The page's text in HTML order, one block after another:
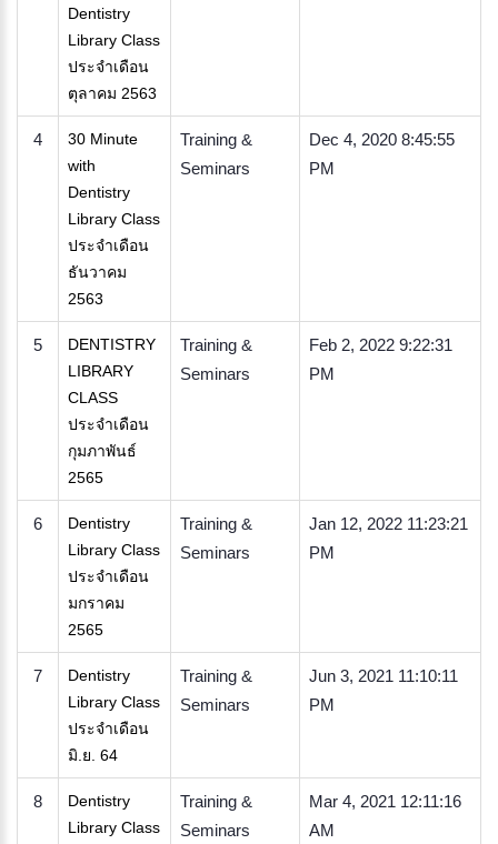
Dentistry
Library Class
ประจำเดือน
ตุลาคม 2563
4
30 Minute
with
Dentistry
Library Class
ประจำเดือน
ธันวาคม
2563
Training &
Seminars
Dec 4, 2020 8:45:55
PM
5
DENTISTRY
LIBRARY
CLASS
ประจำเดือน
กุมภาพันธ์
2565
Training &
Seminars
Feb 2, 2022 9:22:31
PM
6
Dentistry
Library Class
ประจำเดือน
มกราคม
2565
Training &
Seminars
Jan 12, 2022 11:23:21
PM
7
Dentistry
Library Class
ประจำเดือน
มิ.ย. 64
Training &
Seminars
Jun 3, 2021 11:10:11
PM
8
Dentistry
Library Class
Training &
Seminars
Mar 4, 2021 12:11:16
AM